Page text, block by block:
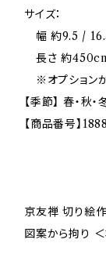
サイズ：
幅 約9.5 /
長さ 約
※オプション
【季節】 春・秋・
【商品番号】
京友禅 切り絵
図案から拘り ＜